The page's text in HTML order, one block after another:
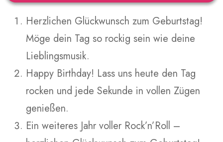
Herzlichen Glückwunsch zum Geburtstag!
Möge dein Tag so rockig sein wie deine
Lieblingsmusik.
Happy Birthday! Lass uns heute den Tag
rocken und jede Sekunde in vollen Zügen
genießen.
Ein weiteres Jahr voller Rock’n’Roll –